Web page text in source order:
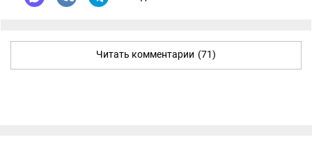
Читать комментарии (71)